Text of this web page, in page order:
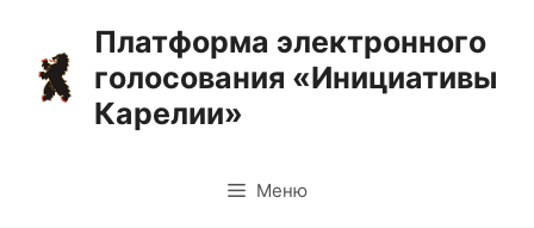
содержимому
Платформа электронного
голосования «Инициативы
Карелии»
Меню